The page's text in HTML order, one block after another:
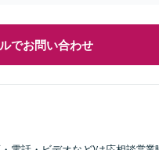
でお問い合わせ